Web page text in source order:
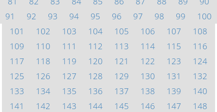
91
92 93 94 95 96 97 98 99
100
101
102 103 104 105 106 107
108
109
110 111 112 113 114 115
116
117
118 119 120 121 122 123
124
125
126 127 128 129 130 131
132
133
134 135 136 137 138 139
140
141
142 143 144 145 146 147
148